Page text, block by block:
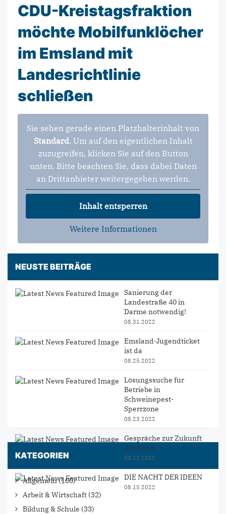
CDU-Kreistagsfraktion
möchte Mobilfunklöcher
im Emsland mit
Landesrichtlinie
schließen
Sie sehen gerade einen Platzhalterinhalt von
Standard. Um auf den eigentlichen Inhalt
zuzugreifen, klicken Sie auf den Button
unten. Bitte beachten Sie, dass dabei Daten
an Drittanbieter weitergegeben werden.
Inhalt entsperren
Weitere Informationen
NEUSTE BEITRÄGE
Sanierung der
Landestraße 40 in
Darme notwendig!
08.31.2022
Emsland-Jugendticket
ist da
08.25.2022
Lösungssuche für
Betriebe in
Schweinepest-
Sperrzone
08.23.2022
Gespräche zur Zukunft
der Kitas
08.23.2022
DIE NACHT DER IDEEN
08.15.2022
KATEGORIEN
Allgemein(100)
Arbeit & Wirtschaft (32)
Bildung & Schule (33)